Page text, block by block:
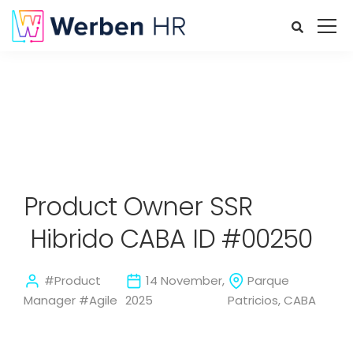
Product Owner SSR
Hibrido CABA ID #00250
#Product
Manager #Agile
14 November,
2025
Parque
Patricios, CABA